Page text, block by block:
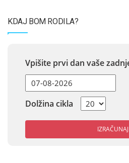
KDAJ BOM RODILA?
Vpišite prvi dan vaše
Dolžina cikla
IZRAČUNAJ